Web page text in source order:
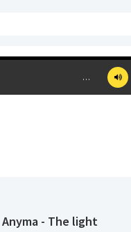
…
Anyma - The light